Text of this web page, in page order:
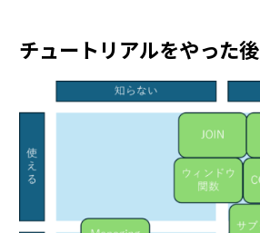
チュートリアルをやった後